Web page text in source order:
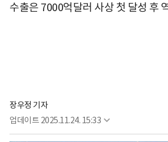
수출은 7000억달러 사상 첫 달성 후
장우정 기자
업데이트 2025.11.24. 15:33